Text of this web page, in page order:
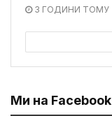
3 ГОДИНИ ТОМУ
Ми на Facebook